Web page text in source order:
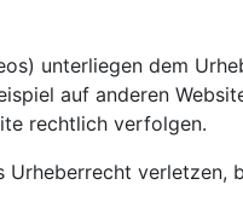
unterliegen dem
auf anderen
rechtlich verfolgen.
verletzen,